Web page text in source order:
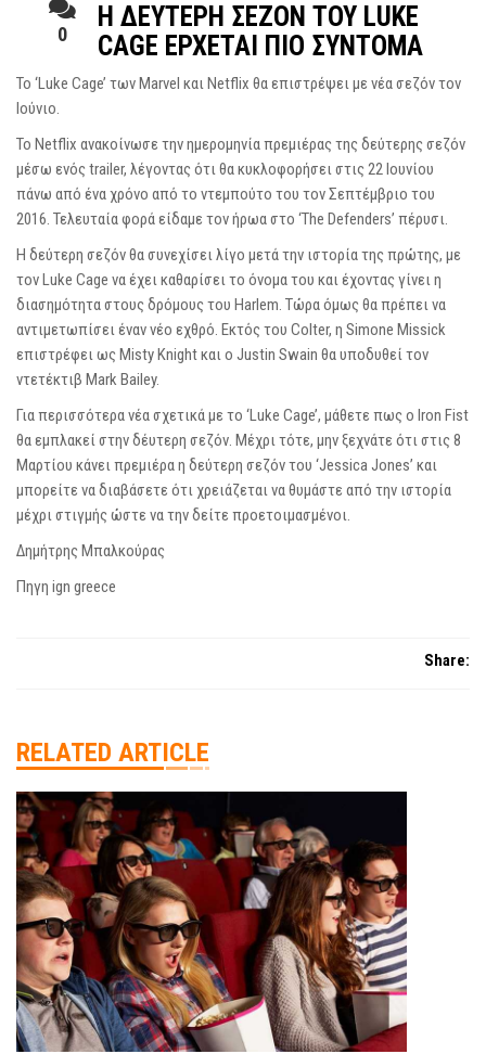
0
Η ΔΕΥΤΕΡΗ ΣΕΖΟΝ ΤΟΥ LUKE
CAGE ΕΡΧΕΤΑΙ ΠΙΟ ΣΥΝΤΟΜΑ
Το ‘Luke Cage’ των Marvel και Netflix θα επιστρέψει με νέα σεζόν τον
Ιούνιο.
Το Netflix ανακοίνωσε την ημερομηνία πρεμιέρας της δεύτερης σεζόν
μέσω ενός trailer, λέγοντας ότι θα κυκλοφορήσει στις 22 Ιουνίου
πάνω από ένα χρόνο από το ντεμπούτο του τον Σεπτέμβριο του
2016. Τελευταία φορά είδαμε τον ήρωα στο ‘The Defenders’ πέρυσι.
Η δεύτερη σεζόν θα συνεχίσει λίγο μετά την ιστορία της πρώτης, με
τον Luke Cage να έχει καθαρίσει το όνομα του και έχοντας γίνει η
διασημότητα στους δρόμους του Harlem. Τώρα όμως θα πρέπει να
αντιμετωπίσει έναν νέο εχθρό. Εκτός του Colter, η Simone Missick
επιστρέφει ως Misty Knight και ο Justin Swain θα υποδυθεί τον
ντετέκτιβ Mark Bailey.
Για περισσότερα νέα σχετικά με το ‘Luke Cage’, μάθετε πως ο Iron Fist
θα εμπλακεί στην δέυτερη σεζόν. Μέχρι τότε, μην ξεχνάτε ότι στις 8
Μαρτίου κάνει πρεμιέρα η δεύτερη σεζόν του ‘Jessica Jones’ και
μπορείτε να διαβάσετε ότι χρειάζεται να θυμάστε από την ιστορία
μέχρι στιγμής ώστε να την δείτε προετοιμασμένοι.
Δημήτρης Μπαλκούρας
Πηγη ign greece
Share:
RELATED ARTICLE